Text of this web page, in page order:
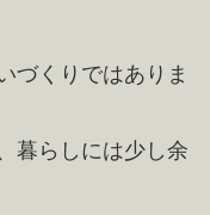
づくりではありま
暮らしには少し余